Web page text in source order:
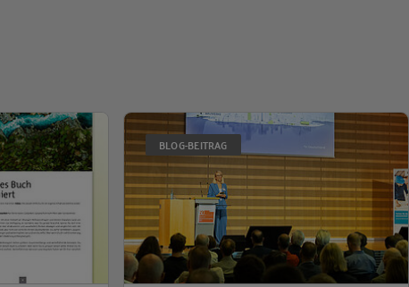
und Innovation stellt sich vor:
Das Ideentagebuch „Nachhaltigkeit Unternehmen“
BLOG-BEITRAG